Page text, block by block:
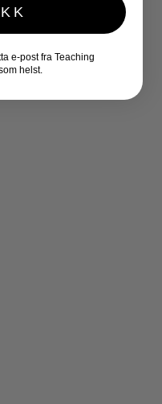
e-post fra Teaching
helst.